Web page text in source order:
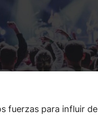
fuerzas para influir de